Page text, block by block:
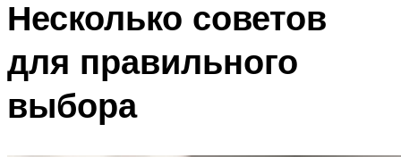
Несколько советов
для правильного
выбора